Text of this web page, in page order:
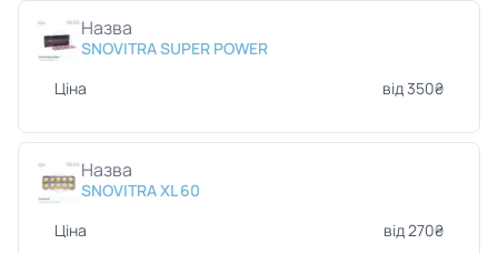
Назва
SNOVITRA SUPER POWER
Ціна
від 350₴
Назва
SNOVITRA XL 60
Ціна
від 270₴